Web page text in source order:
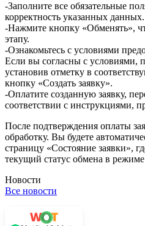
-Заполните все обязательные
корректность указанных данных.
-Нажмите кнопку «Обменять»,
этапу.
-Ознакомьтесь с условиями
Если вы согласны с условиями,
установив отметку в
кнопку «Создать заявку».
-Оплатите созданную заявку,
соответствии с инструкциями,
После подтверждения оплаты
обработку. Вы будете
страницу «Состояние заявки»,
текущий статус обмена в
Новости
Все новости